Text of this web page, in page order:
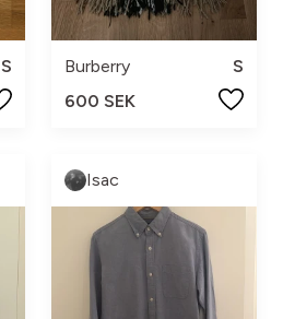
S
Burberry
S
600 SEK
Isac